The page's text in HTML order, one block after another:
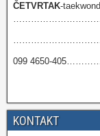
ČETVRTAK-
099 4650-
KONTAKT